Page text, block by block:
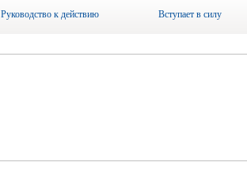
Руководство к действию Вступает в силу